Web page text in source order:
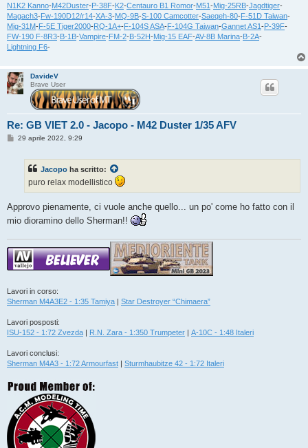
N1K2 Kanno-M42Duster-P-38F-K2-Centauro B1 Romor-M51-Mig-25RB-Jagdtiger-
Magach3-Fw-190D12/r14-XA-3-MQ-9B-S-100 Camcotter-Saeqeh-80-F-51D Taiwan-
Mig-31M-F-5E Tiger2000-RQ-1A+-F-104S ASA-F-104G Taiwan-Gannet AS1-P-39F-
FW-190 F-8R3-B-1B-Vampire-FM-2-B-52H-Mig-15 EAF-AV-8B Marina-B-2A-
Lightning F6-
DavideV
Brave User
Re: GB VIET 2.0 - Jacopo - M42 Duster 1/35 AFV
M
o
29 aprile 2022, 9:29
Jacopo ha scritto:
puro relax modellistico
Approvo pienamente, ci vuole anche quello... un po' come ho fatto con il
mio dioramino dello Sherman!!
Lavori in corso:
Sherman M4A3E2 - 1:35 Tamiya | Star Destroyer “Chimaera”
Lavori posposti:
ISU-152 - 1:72 Zvezda | R.N. Zara - 1:350 Trumpeter | A-10C - 1:48 Italeri
Lavori conclusi:
Sherman M4A3 - 1:72 Armourfast | Sturmhaubitze 42 - 1:72 Italeri